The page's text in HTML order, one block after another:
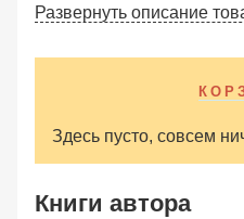
Развернуть описание
Здесь пусто, совсем
Книги автора